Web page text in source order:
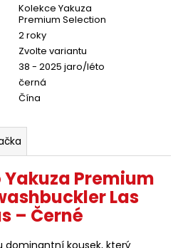
Kolekce Yakuza
Premium Selection
2 roky
Zvolte variantu
38 - 2025 jaro/léto
černá
Čína
Premium
Las
– Černé